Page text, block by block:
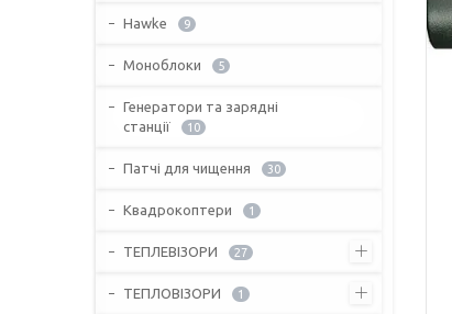
Hawke 9
Моноблоки 5
Генератори та зарядні
станції
10
Патчі для чищення 30
Квадрокоптери 1
ТЕПЛЕВІЗОРИ 27
ТЕПЛОВІЗОРИ 1